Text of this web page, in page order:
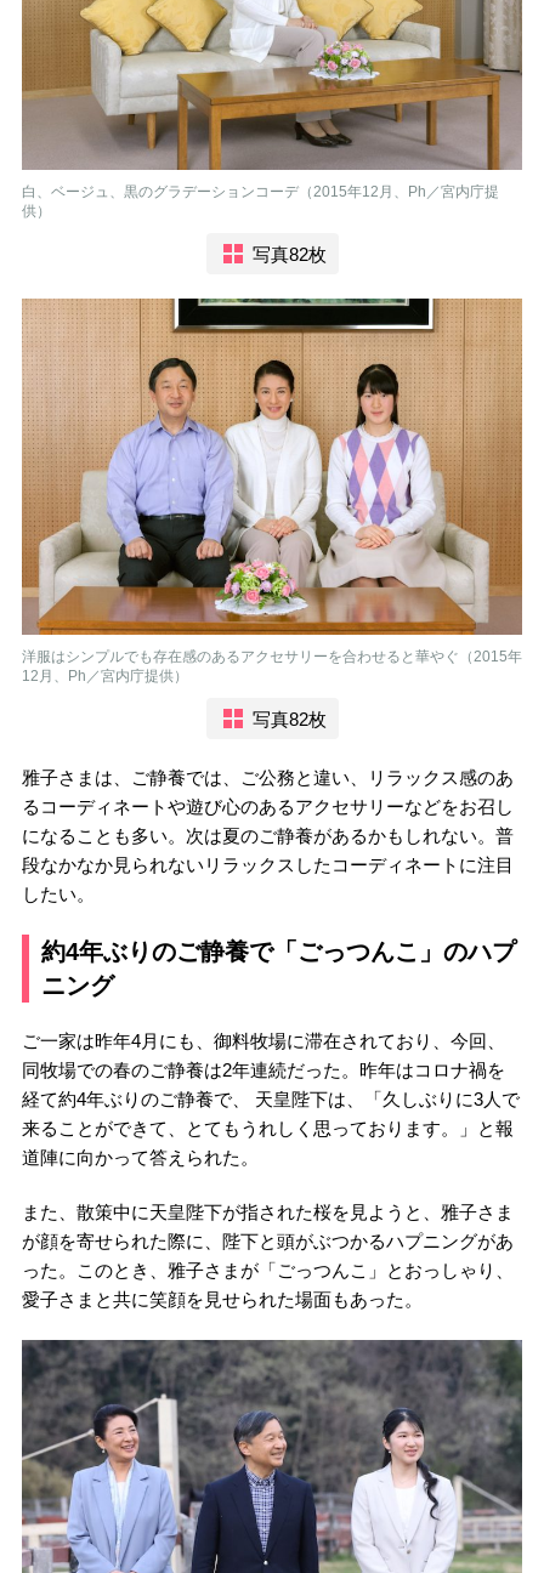
白、ベージュ、黒のグラデーションコーデ（2015年12月、Ph／宮内庁提
供）
写真82枚
洋服はシンプルでも存在感のあるアクセサリーを合わせると華やぐ（2015年
12月、Ph／宮内庁提供）
写真82枚
雅子さまは、ご静養では、ご公務と違い、リラックス感のあ
るコーディネートや遊び心のあるアクセサリーなどをお召し
になることも多い。次は夏のご静養があるかもしれない。普
段なかなか見られないリラックスしたコーディネートに注目
したい。
約4年ぶりのご静養で「ごっつんこ」のハプ
ニング
ご一家は昨年4月にも、御料牧場に滞在されており、今回、
同牧場での春のご静養は2年連続だった。昨年はコロナ禍を
経て約4年ぶりのご静養で、 天皇陛下は、「久しぶりに3人で
来ることができて、とてもうれしく思っております。」と報
道陣に向かって答えられた。
また、散策中に天皇陛下が指された桜を見ようと、雅子さま
が顔を寄せられた際に、陛下と頭がぶつかるハプニングがあ
った。このとき、雅子さまが「ごっつんこ」とおっしゃり、
愛子さまと共に笑顔を見せられた場面もあった。